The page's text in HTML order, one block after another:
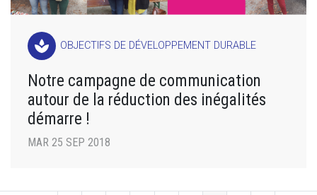
spa OBJECTIFS DE DÉVELOPPEMENT DURABLE
Notre campagne de communication
autour de la réduction des inégalités
démarre !
MAR 25 SEP 2018